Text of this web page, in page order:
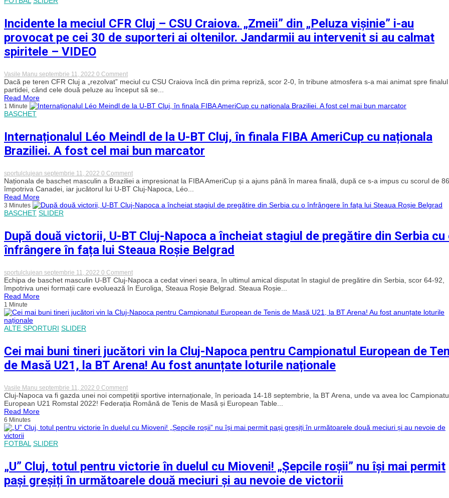
au
arătat
o
altă
Kosovo
Incidente la meciul CFR Cluj – CSU Craiova. „Zmeii” din „Peluza vișinie” i-au
provocat pe cei 30 de suporteri ai oltenilor. Jandarmii au intervenit si au calmat
spiritele – VIDEO
Vasile Manu septembrie 11, 2022 0 Commenton
Incidente
la
meciul
Cluj
„Zmeii”
din
„Peluza
vișinie”
au
provocat
pe
cei
de
Jandarmii
au
intervenit
si
calmat
spiritele
–
VIDEO
Dacă pe teren CFR Cluj a „rezolvat” meciul cu CSU Craiova încă din prima repriză, scor 2-0, în tribune atmosfera s-a mai animat spre finalul
partidei, când cele două peluze au început să se...
Read More
1 Minute
BASCHET
Internaționalul Léo Meindl de la U-BT Cluj, în finala FIBA AmeriCup cu naționala
Braziliei. A fost cel mai bun marcator
sportulclujean septembrie 11, 2022 0 Commenton
Internaționalul
Léo
Meindl
la
finala
FIBA
AmeriCup
naționala
Braziliei.
A
fost
bun
Naționala de baschet masculin a Braziliei a impresionat la FIBA AmeriCup și a ajuns până în marea finală, după ce s-a impus cu scorul de
împotriva Canadei, iar jucătorul lui U-BT Cluj-Napoca, Léo...
Read More
3 Minutes
BASCHET SLIDER
După două victorii, U-BT Cluj-Napoca a încheiat stagiul de pregătire din Serbia cu
înfrângere în fața lui Steaua Roșie Belgrad
sportulclujean septembrie 11, 2022 0 Commenton
După
două
victorii,
Cluj-
de
pregătire
din
Serbia
în
fața
Roșie
Belgrad
Echipa de baschet masculin U-BT Cluj-Napoca a cedat vineri seara, în ultimul amical disputat în stagiul de pregătire din Serbia, scor 64-92,
împotriva unei formații care evoluează în Euroliga, Steaua Roșie Belgrad. Steaua Roșie...
Read More
1 Minute
ALTE SPORTURI SLIDER
Cei mai buni tineri jucători vin la Cluj-Napoca pentru Campionatul European de
de Masă U21, la BT Arena! Au fost anunțate loturile naționale
Vasile Manu septembrie 11, 2022 0 Commenton
Cei
mai
buni
vin
Campionatul
European
de
Tenis
Cluj-Napoca va fi gazda unei noi competiții sportive internaționale, în perioada 14-18 septembrie, la BT Arena, unde va avea loc
European U21 Romstal 2022! Federația Română de Tenis de Masă și European Table...
Read More
6 Minutes
FOTBAL SLIDER
„U” Cluj, totul pentru victorie în duelul cu Mioveni! „Șepcile roșii” nu își mai permit
pași greșiți în următoarele două meciuri și au nevoie de victorii